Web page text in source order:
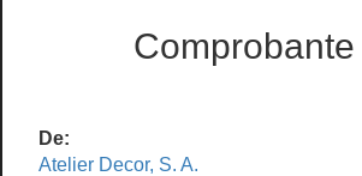
De:
Atelier Decor, S. A.